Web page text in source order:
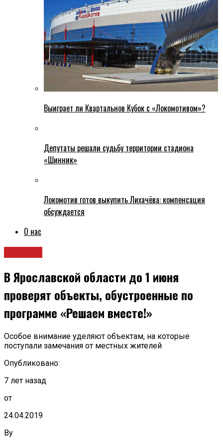
Выиграет ли Квартальнов Кубок с «Локомотивом»?
Депутаты решали судьбу территории стадиона
«Шинник»
Локомотив готов выкупить Лихачёва: компенсация
обсуждается
О нас
В Ярославской области до 1 июня
проверят объекты, обустроенные по
программе «Решаем вместе!»
Особое внимание уделяют объектам, на которые
поступали замечания от местных жителей
Опубликовано:
7 лет назад
от
24.04.2019
By